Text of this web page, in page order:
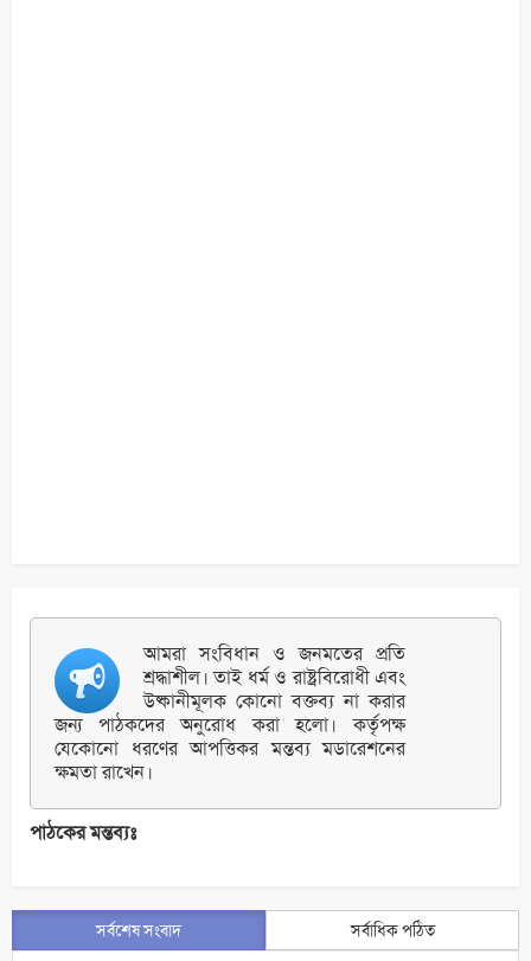
আমরা সংবিধান ও জনমতের প্রতি
শ্রদ্ধাশীল। তাই ধর্ম ও রাষ্ট্রবিরোধী এবং
উষ্কানীমূলক কোনো বক্তব্য না করার
জন্য পাঠকদের অনুরোধ করা হলো। কর্তৃপক্ষ
যেকোনো ধরণের আপত্তিকর মন্তব্য মডারেশনের
ক্ষমতা রাখেন।
পাঠকের মন্তব্যঃ
সর্বশেষ সংবাদ সর্বাধিক পঠিত